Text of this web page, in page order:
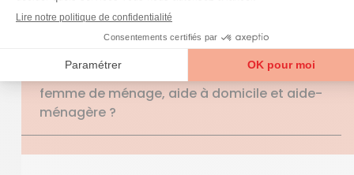
J’ai besoin d’aide pour faire ma toilette, mon
aide à domicile peut-elle m’aider ?
Quelle est la différence entre auxiliaire de vie,
femme de ménage, aide à domicile et aide-
ménagère ?